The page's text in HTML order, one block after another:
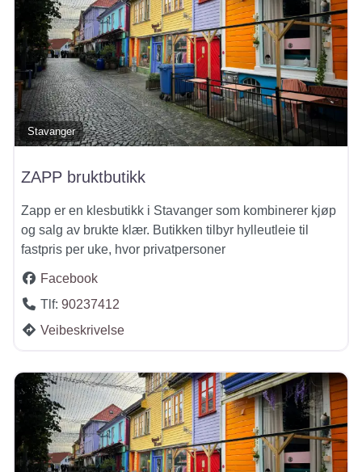
Stavanger
ZAPP bruktbutikk
Zapp er en klesbutikk i Stavanger som kombinerer kjøp
og salg av brukte klær. Butikken tilbyr hylleutleie til
fastpris per uke, hvor privatpersoner
Facebook
Tlf: 90237412
Veibeskrivelse